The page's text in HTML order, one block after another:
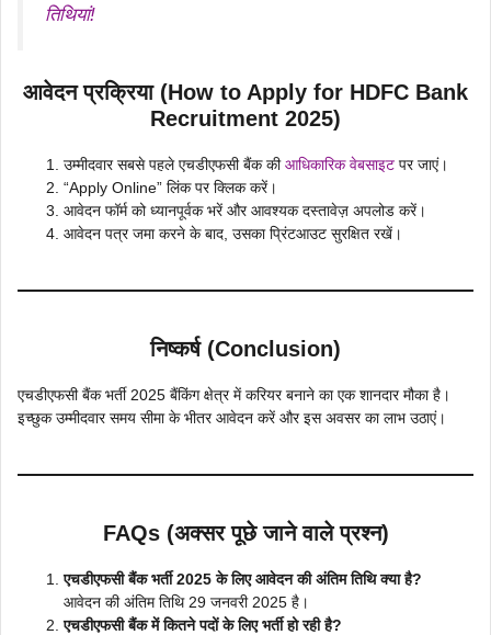
तिथियां!
आवेदन प्रक्रिया (How to Apply for HDFC Bank
Recruitment 2025)
उम्मीदवार सबसे पहले एचडीएफसी बैंक कीआधिकारिक वेबसाइट पर जाएं।
“Apply Online” लिंक पर क्लिक करें।
आवेदन फॉर्म को ध्यानपूर्वक भरें और आवश्यक दस्तावेज़ अपलोड करें।
आवेदन पत्र जमा करने के बाद, उसका प्रिंटआउट सुरक्षित रखें।
निष्कर्ष (Conclusion)
एचडीएफसी बैंक भर्ती 2025 बैंकिंग क्षेत्र में करियर बनाने का एक शानदार मौका है।
इच्छुक उम्मीदवार समय सीमा के भीतर आवेदन करें और इस अवसर का लाभ उठाएं।
FAQs (अक्सर पूछे जाने वाले प्रश्न)
एचडीएफसी बैंक भर्ती 2025 के लिए आवेदन की अंतिम तिथि क्या है?
आवेदन की अंतिम तिथि 29 जनवरी 2025 है।
एचडीएफसी बैंक में कितने पदों के लिए भर्ती हो रही है?